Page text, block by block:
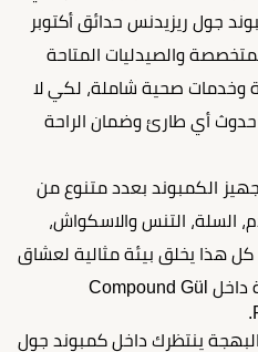
جول ريزيدنس حدائق أكتوبر
والصيدليات المتاحة
وخدمات صحية شاملة، لكي لا
حدوث أي طارئ وضمان الراحة
الكمبوند بعدد متنوع من
السلة، التنس والاسكواش،
كل هذا يخلق بيئة مثالية لعشاق
اللياقة البدنية في أجواء مميزة داخل Compound Gül
بالبهجة ينتظرك داخل كمبوند جول